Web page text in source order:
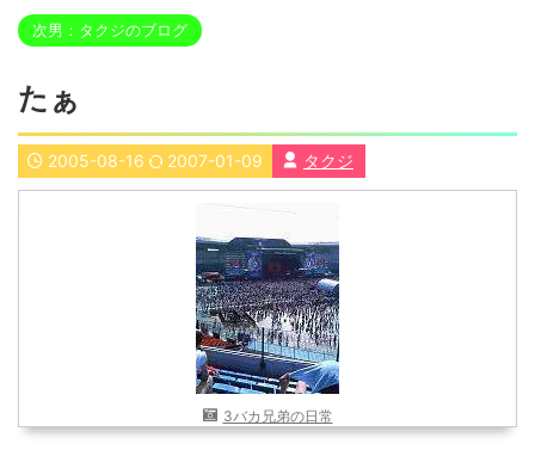
車関係
国内旅行
中部
中国・四国
北海道・東北
関東
アジア
中東
東南アジア
Web・ガジェット
次男：タクジのブログ
たぁ
2005-08-16 2007-01-09 タクジ
3バカ兄弟の日常